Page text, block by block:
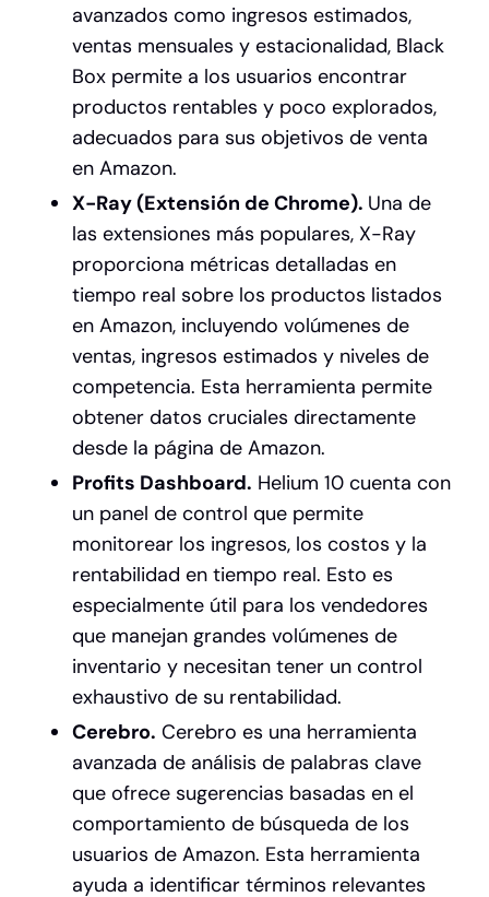
avanzados como ingresos estimados,
ventas mensuales y estacionalidad, Black
Box permite a los usuarios encontrar
productos rentables y poco explorados,
adecuados para sus objetivos de venta
en Amazon.
X-Ray (Extensión de Chrome). Una de
las extensiones más populares, X-Ray
proporciona métricas detalladas en
tiempo real sobre los productos listados
en Amazon, incluyendo volúmenes de
ventas, ingresos estimados y niveles de
competencia. Esta herramienta permite
obtener datos cruciales directamente
desde la página de Amazon.
Profits Dashboard. Helium 10 cuenta con
un panel de control que permite
monitorear los ingresos, los costos y la
rentabilidad en tiempo real. Esto es
especialmente útil para los vendedores
que manejan grandes volúmenes de
inventario y necesitan tener un control
exhaustivo de su rentabilidad.
Cerebro. Cerebro es una herramienta
avanzada de análisis de palabras clave
que ofrece sugerencias basadas en el
comportamiento de búsqueda de los
usuarios de Amazon. Esta herramienta
ayuda a identificar términos relevantes